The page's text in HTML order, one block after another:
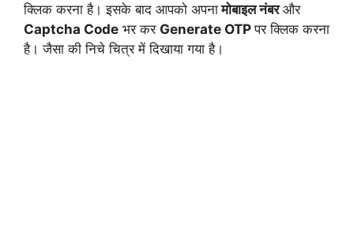
क्लिक करना है। इसके बाद आपको अपनामोबाइल नंबरऔर
Captcha Code भर कर Generate OTPपर क्लिक करना
है। जैसा की निचे चित्र में दिखाया गया है।